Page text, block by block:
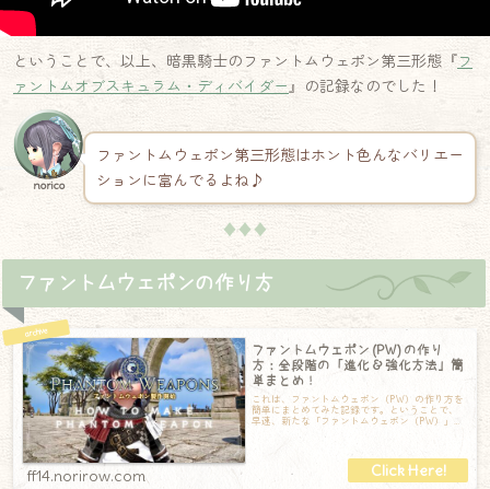
ということで、以上、暗黒騎士のファントムウェポン第三形態『フ
ァントムオブスキュラム・ディバイダー』の記録なのでした！
norico
ファントムウェポン第三形態はホント色んなバリエー
ションに富んでるよね♪
♦♦♦
ファントムウェポンの作り方
ファントムウェポン (PW) の作り
方：全段階の「進化 & 強化方法」簡
単まとめ！
これは、ファントムウェポン（PW）の作り方を
簡単にまとめてみた記録です。ということで、
早速、新たな「ファントムウェポン（PW）」の
ff14.norirow.com